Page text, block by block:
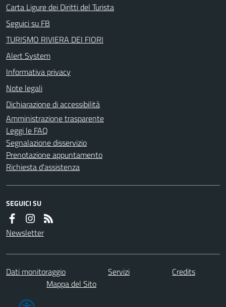
Carta Ligure dei Diritti del Turista
Seguici su FB
TURISMO RIVIERA DEI FIORI
Alert System
Informativa privacy
Note legali
Dichiarazione di accessibilità
Amministrazione trasparente
Leggi le FAQ
Segnalazione disservizio
Prenotazione appuntamento
Richiesta d'assistenza
SEGUICI SU
Newsletter
Dati monitoraggio Servizi
Credits
Mappa del Sito